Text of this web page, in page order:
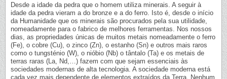
Desde a idade da pedra que o homem utiliza minerais. A seguir à
idade da pedra vieram a do bronze e a do ferro. Isto é, desde o início
da Humanidade que os minerais são procurados pela sua utilidade,
nomeadamente para o fabrico de melhores ferramentas. Nos nossos
dias, as propriedades únicas de muitos metais nomeadamente o ferro
(Fe), o cobre (Cu), o zinco (Zn), o estanho (Sn) e outros mais raros
como o tungsténio (W), o nióbio (Nb) o tântalo (Ta) e os metais de
terras raras (La, Nd,…) fazem com que sejam essenciais às
sociedades modernas de alta tecnologia. A sociedade moderna está
cada vez mais dependente de elementos extraídos da Terra. Nenhum